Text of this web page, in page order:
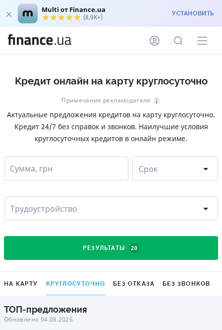
Multi от Finance.ua
(8,9K+) УСТАНОВИТЬ
Кредит онлайн на карту круглосуточно
Примечание рекламодателя
Актуальные предложения кредитов на карту круглосуточно.
Кредит 24/7 без справок и звонков. Наилучшие условия
круглосуточных кредитов в онлайн режиме.
Сумма, грн Срок
Трудоустройство
РЕЗУЛЬТАТЫ 20
НА КАРТУ КРУГЛОСУТОЧНО БЕЗ ОТКАЗА БЕЗ ЗВОНКОВ
ТОП-предложения
Обновлено 04.08.2026